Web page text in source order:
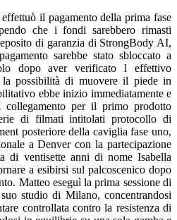
il pagamento della prima fase
che i fondi sarebbero rimasti
di garanzia di StrongBody AI,
sarebbe stato sbloccato a
dopo aver verificato l effettivo
possibilità di muovere il piede in
ebbe inizio immediatamente e
per il primo prodotto
di filmati intitolati protocollo di
posteriore della caviglia fase uno,
a Denver con la partecipazione
di ventisette anni di nome Isabella
a esibirsi sul palcoscenico dopo
Matteo eseguì la prima sessione di
studio di Milano, concentrandosi
controllata contro la resistenza di